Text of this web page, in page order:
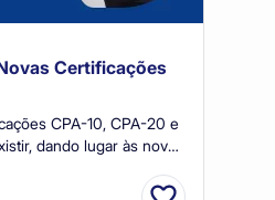
Certificações
CPA-10, CPA-20 e
dando lugar às novas
do mercado